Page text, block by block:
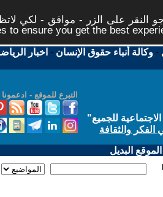
النقر على الزر - موافق - لكي
to ensure you get the best
-وكالة أنباء حقوق الإنسان - اخبار
التبرع للموقع - ادعمونا
للجميع"
والثقافة
البديل